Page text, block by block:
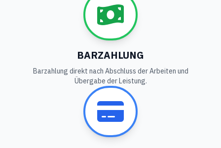
BARZAHLUNG
Barzahlung direkt nach Abschluss der Arbeiten und
Übergabe der Leistung.